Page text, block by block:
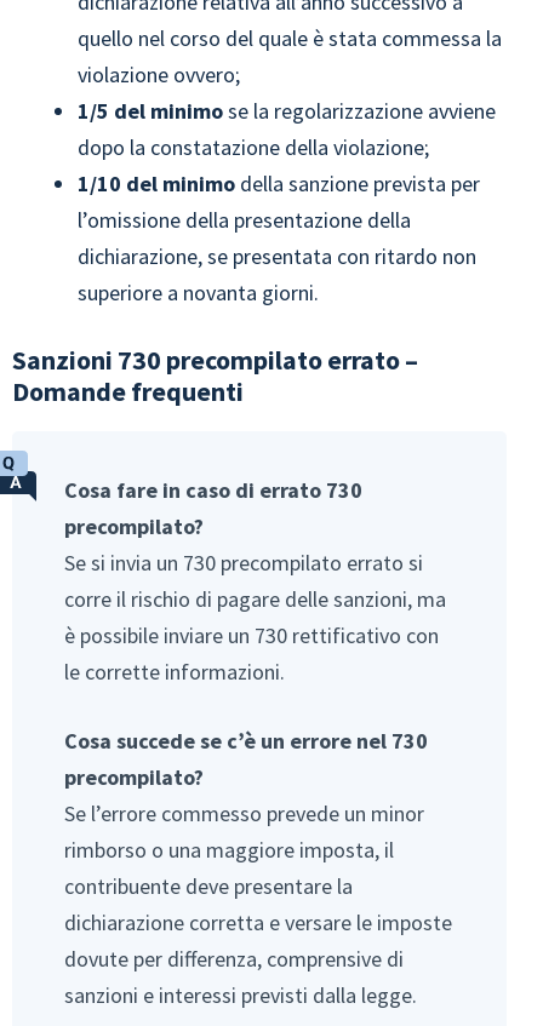
quello nel corso del quale è stata commessa la
violazione ovvero;
1/5 del minimose la regolarizzazione avviene
dopo la constatazione della violazione;
1/10 del minimo della sanzione prevista per
l’omissione della presentazione della
dichiarazione, se presentata con ritardo non
superiore a novanta giorni.
Sanzioni 730 precompilato errato –
Domande frequenti
Cosa fare in caso di errato 730
precompilato?
Se si invia un 730 precompilato errato si
corre il rischio di pagare delle sanzioni, ma
è possibile inviare un 730 rettificativo con
le corrette informazioni.
Cosa succede se c’è un errore nel 730
precompilato?
Se l’errore commesso prevede un minor
rimborso o una maggiore imposta, il
contribuente deve presentare la
dichiarazione corretta e versare le imposte
dovute per differenza, comprensive di
sanzioni e interessi previsti dalla legge.